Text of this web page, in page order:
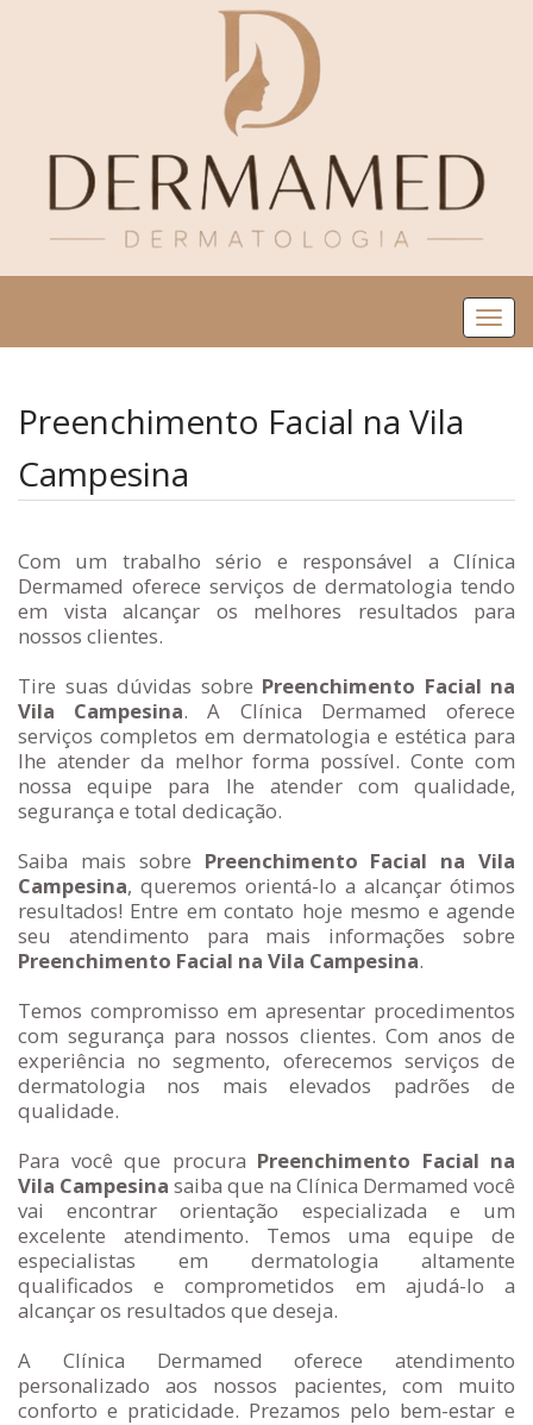
Preenchimento Facial na Vila
Campesina
Com um trabalho sério e responsável a Clínica
Dermamed oferece serviços de dermatologia tendo
em vista alcançar os melhores resultados para
nossos clientes.
Tire suas dúvidas sobre Preenchimento Facial na
Vila Campesina. A Clínica Dermamed oferece
serviços completos em dermatologia e estética para
lhe atender da melhor forma possível. Conte com
nossa equipe para lhe atender com qualidade,
segurança e total dedicação.
Saiba mais sobre Preenchimento Facial na Vila
Campesina, queremos orientá-lo a alcançar ótimos
resultados! Entre em contato hoje mesmo e agende
seu atendimento para mais informações sobre
Preenchimento Facial na Vila Campesina.
Temos compromisso em apresentar procedimentos
com segurança para nossos clientes. Com anos de
experiência no segmento, oferecemos serviços de
dermatologia nos mais elevados padrões de
qualidade.
Para você que procura Preenchimento Facial na
Vila Campesina saiba que na Clínica Dermamed você
vai encontrar orientação especializada e um
excelente atendimento. Temos uma equipe de
especialistas em dermatologia altamente
qualificados e comprometidos em ajudá-lo a
alcançar os resultados que deseja.
A Clínica Dermamed oferece atendimento
personalizado aos nossos pacientes, com muito
conforto e praticidade. Prezamos pelo bem-estar e